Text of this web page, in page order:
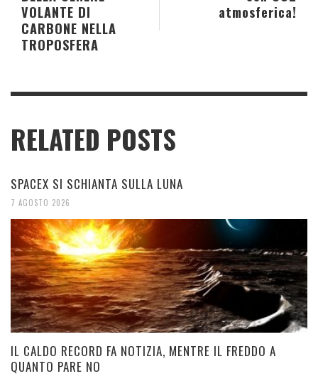
atmosferica!
VOLANTE DI
CARBONE NELLA
TROPOSFERA
RELATED POSTS
SPACEX SI SCHIANTA SULLA LUNA
7 AGOSTO 2026
IL CALDO RECORD FA NOTIZIA, MENTRE IL FREDDO A
QUANTO PARE NO